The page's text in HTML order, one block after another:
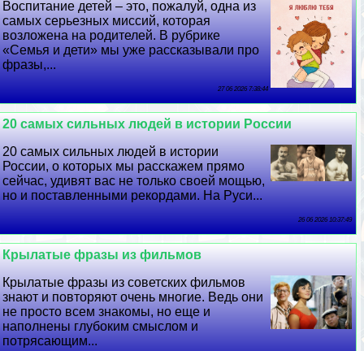
Воспитание детей – это, пожалуй, одна из
самых серьезных миссий, которая
возложена на родителей. В рубрике
«Семья и дети» мы уже рассказывали про
фразы,...
27 06 2026 7:38:44
20 самых сильных людей в истории России
20 самых сильных людей в истории
России, о которых мы расскажем прямо
сейчас, удивят вас не только своей мощью,
но и поставленными рекордами. На Руси...
26 06 2026 10:37:49
Крылатые фразы из фильмов
Крылатые фразы из советских фильмов
знают и повторяют очень многие. Ведь они
не просто всем знакомы, но еще и
наполнены глубоким смыслом и
потрясающим...